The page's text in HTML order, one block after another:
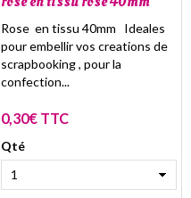
Rose en tissu 40mm Ideales
pour embellir vos creations de
scrapbooking , pour la
confection...
0,30€ TTC
Qté